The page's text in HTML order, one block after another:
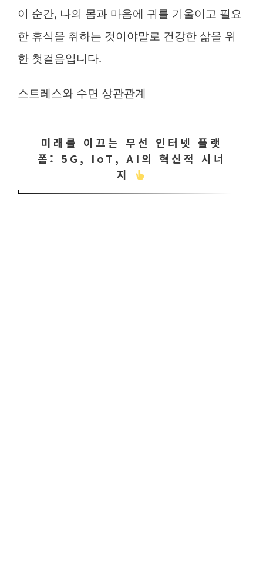
이 순간, 나의 몸과 마음에 귀를 기울이고 필요
한 휴식을 취하는 것이야말로 건강한 삶을 위
한 첫걸음입니다.
스트레스와 수면 상관관계
미래를 이끄는 무선 인터넷 플랫
폼: 5G, IoT, AI의 혁신적 시너
지